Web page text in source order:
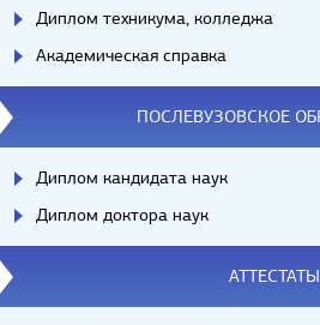
Диплом техникума, колледжа
Академическая справка
ПОСЛЕВУЗОВСКОЕ
Диплом кандидата наук
Диплом доктора наук
АТТЕСТАТЫ